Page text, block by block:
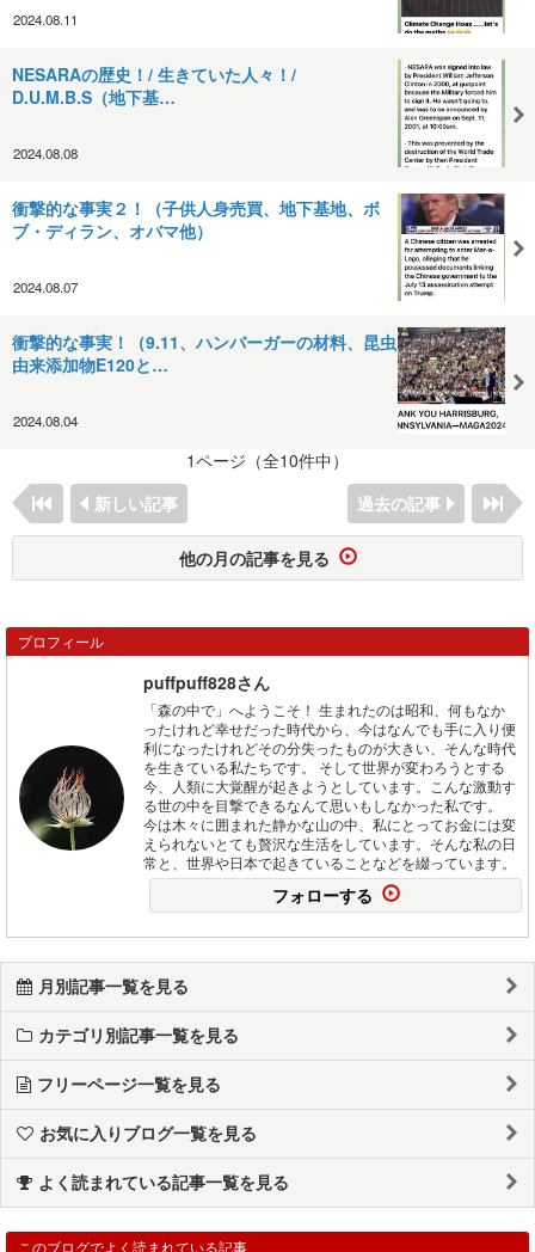
2024.08.11
NESARAの歴史！/ 生きていた人々！/
D.U.M.B.S（地下基…
2024.08.08
衝撃的な事実２！（子供人身売買、地下基地、ボ
ブ・ディラン、オバマ他）
2024.08.07
衝撃的な事実！（9.11、ハンバーガーの材料、昆虫
由来添加物E120と…
2024.08.04
1ページ（全10件中）
新しい記事
過去の記事
他の月の記事を見る
プロフィール
puffpuff828さん
「森の中で」へようこそ！ 生まれたのは昭和、何もなか
ったけれど幸せだった時代から、今はなんでも手に入り便
利になったけれどその分失ったものが大きい、そんな時代
を生きている私たちです。 そして世界が変わろうとする
今、人類に大覚醒が起きようとしています。こんな激動す
る世の中を目撃できるなんて思いもしなかった私です。
今は木々に囲まれた静かな山の中、私にとってお金には変
えられないとても贅沢な生活をしています。そんな私の日
常と、世界や日本で起きていることなどを綴っています。
フォローする
月別記事一覧を見る
カテゴリ別記事一覧を見る
フリーページ一覧を見る
お気に入りブログ一覧を見る
よく読まれている記事一覧を見る
このブログでよく読まれている記事